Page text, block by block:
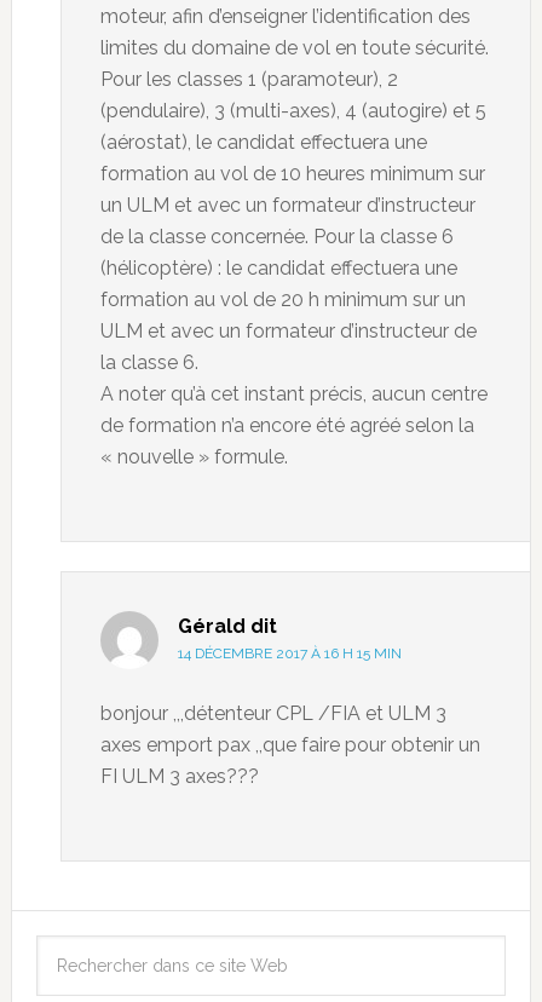
moteur, afin d’enseigner l’identification des
limites du domaine de vol en toute sécurité.
Pour les classes 1 (paramoteur), 2
(pendulaire), 3 (multi-axes), 4 (autogire) et 5
(aérostat), le candidat effectuera une
formation au vol de 10 heures minimum sur
un ULM et avec un formateur d’instructeur
de la classe concernée. Pour la classe 6
(hélicoptère) : le candidat effectuera une
formation au vol de 20 h minimum sur un
ULM et avec un formateur d’instructeur de
la classe 6.
A noter qu’à cet instant précis, aucun centre
de formation n’a encore été agréé selon la
« nouvelle » formule.
Gérald dit
14 DÉCEMBRE 2017 À 16 H 15 MIN
bonjour ,,,détenteur CPL /FIA et ULM 3
axes emport pax ,,que faire pour obtenir un
FI ULM 3 axes???